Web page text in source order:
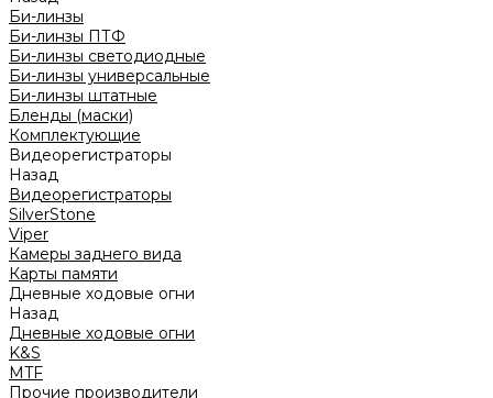
Би-линзы
Би-линзы ПТФ
Би-линзы светодиодные
Би-линзы универсальные
Би-линзы штатные
Бленды (маски)
Комплектующие
Видеорегистраторы
Назад
Видеорегистраторы
SilverStone
Viper
Камеры заднего вида
Карты памяти
Дневные ходовые огни
Назад
Дневные ходовые огни
K&S
MTF
Прочие производители